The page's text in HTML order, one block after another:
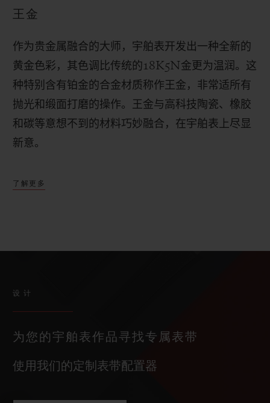
王金
作为贵金属融合的大师，宇舶表开发出一种全新的
黄金色彩，其色调比传统的18K5N 金更为温润。这
种特别含有铂金的合金材质称作王金，非常适所有
抛光和缎面打磨的操作。
王金与高科技陶瓷、橡胶
和碳等意想不到的材料巧妙融合，在宇舶表上尽显
新意。
了解更多
设计
为您的宇舶表作品寻找专属表带
使用我们的定制表带配置器